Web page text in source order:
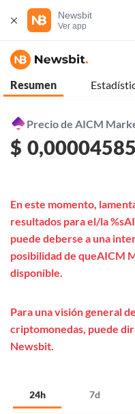
Newsbit
Ver app
Resumen
Precio de AICM
$ 0,00004585
24h 7d
En este momento,
resultados para el/la
puede deberse a una
posibilidad de queAICM
disponible.
Para una visión general
criptomonedas, puede
Newsbit.